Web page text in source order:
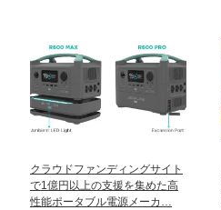
クラウドファンディングサイト
で1億円以上の支援を集めた高
性能ポータブル電源メーカ…